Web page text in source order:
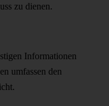
zu dienen.
Informationen
umfassen den